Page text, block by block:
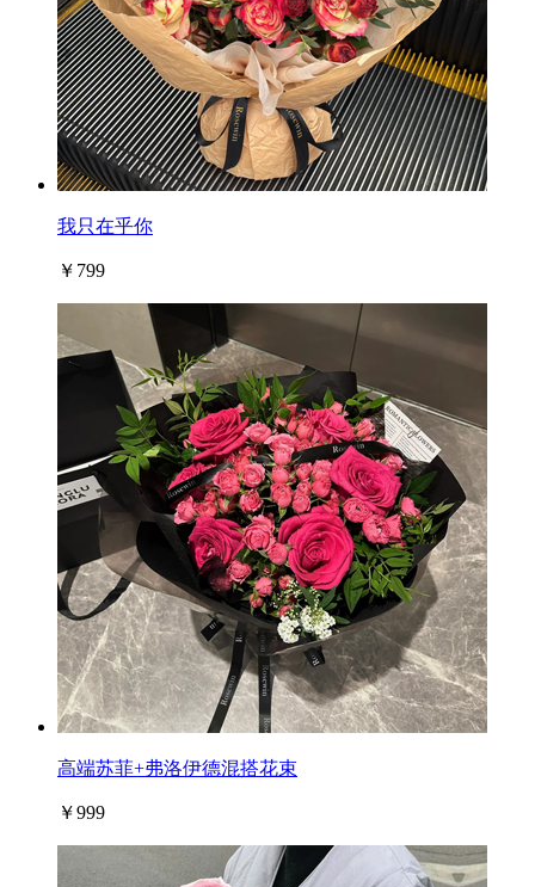
我只在乎你
￥799
高端苏菲+弗洛伊德混搭花束
￥999